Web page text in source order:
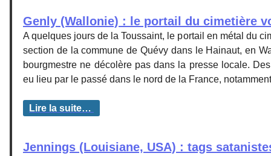
Genly (Wallonie) : le portail du cimetière
A quelques jours de la Toussaint, le portail en métal du
section de la commune de Quévy dans le Hainaut, en
bourgmestre ne décolère pas dans la presse locale.
eu lieu par le passé dans le nord de la France,
Lire la suite…
Jennings (Louisiane, USA) : tags